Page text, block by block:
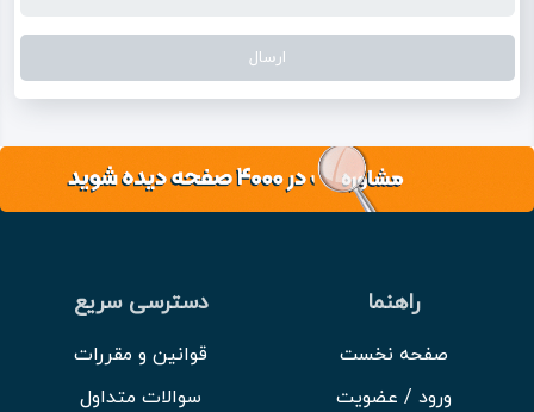
راهنما
صفحه نخست
ورود / عضویت
دسترسی سریع
قوانین و مقررات
سوالات متداول